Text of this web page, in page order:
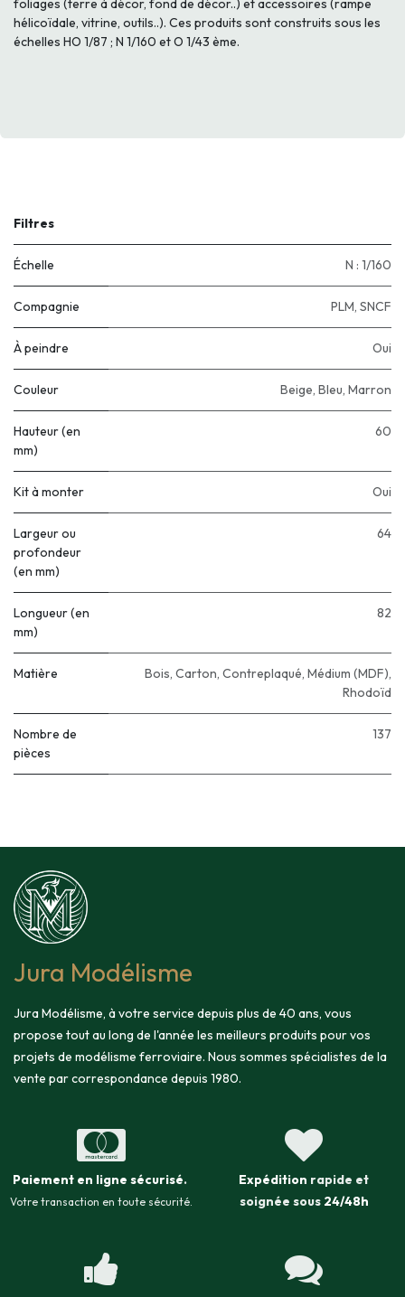
foliages (terre à décor, fond de décor..) et accessoires (rampe
hélicoïdale, vitrine, outils..). Ces produits sont construits sous les
échelles HO 1/87 ; N 1/160 et O 1/43 ème.
Filtres
Échelle N : 1/160
Compagnie PLM, SNCF
À peindre Oui
Couleur Beige, Bleu, Marron
Hauteur (en
mm)
60
Kit à monter Oui
Largeur ou
profondeur
(en mm)
64
Longueur (en
mm)
82
Matière Bois, Carton, Contreplaqué, Médium (MDF),
Rhodoïd
Nombre de
pièces
137
Jura Modélisme
Jura Modélisme, à votre service depuis plus de 40 ans, vous
propose tout au long de l'année les meilleurs produits pour vos
projets de modélisme ferroviaire. Nous sommes spécialistes de la
vente par correspondance depuis 1980.
Paiement en ligne sécurisé.
Votre transaction en toute sécurité.
Expédition rapide et
soignée sous 24/48h